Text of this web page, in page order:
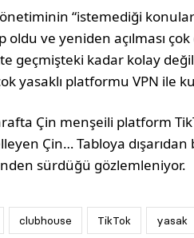
“istemediği
oldu ve yeniden açılması
geçmişteki kadar kolay
yasaklı platformu VPN ile
Çin menşeili platform
Çin… Tabloya
sürdüğü gözlemleniyor.
clubhouse TikTok yasak